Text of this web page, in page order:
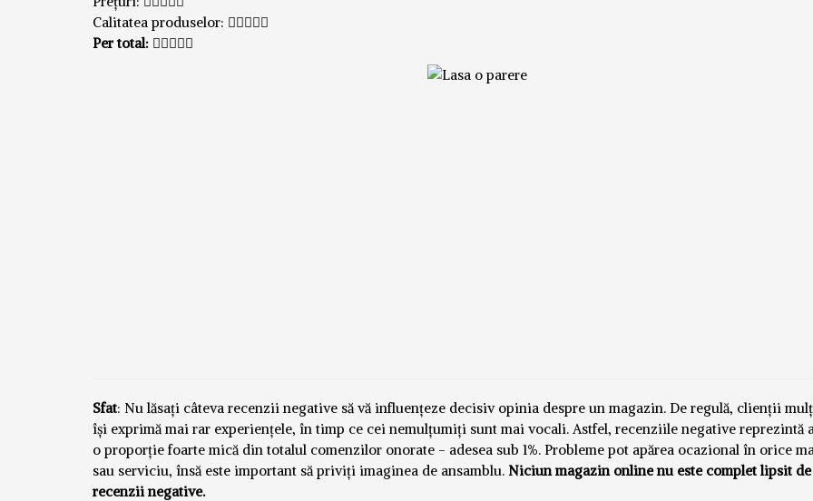
Calitatea produselor:
Per total:
Sfat: Nu lăsați câteva recenzii negative să vă influențeze decisiv opinia despre un magazin. De regulă, clienții
își exprimă mai rar experiențele, în timp ce cei nemulțumiți sunt mai vocali. Astfel, recenziile negative reprezintă
o proporție foarte mică din totalul comenzilor onorate - adesea sub 1%. Probleme pot apărea ocazional în orice
sau serviciu, însă este important să priviți imaginea de ansamblu. Niciun magazin online nu este complet lipsit de
recenzii negative.